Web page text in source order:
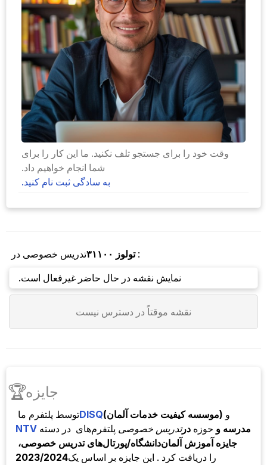
وقت خود را برای جستجو تلف نکنید. ما این کار را برای
شما انجام خواهیم داد.
به سادگی ثبت نام کنید.
تدریس خصوصی در۳۱۱۰۰ تولوز:
نمایش نقشه در حال حاضر غیرفعال است.
نقشه موقتاً در دسترس نیست
🏆جایزه
پلتفرم ما توسطDISQ(موسسه کیفیت خدمات آلمان) و
NTV در دسته پلتفرم‌های تدریس خصوصیدر حوزه مدرسه و
دانشگاه/پورتال‌های تدریس خصوصی،جایزه آموزش آلمان
2023/2024را دریافت کرد . این جایزه بر اساس یک